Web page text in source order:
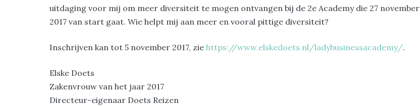
uitdaging voor mij om meer diversiteit te mogen ontvangen bij de 2e Academy die 27 november
2017 van start gaat. Wie helpt mij aan meer en vooral pittige diversiteit?
Inschrijven kan tot 5 november 2017, zie https://www.elskedoets.nl/ladybusinessacademy/.
Elske Doets
Zakenvrouw van het jaar 2017
Directeur-eigenaar Doets Reizen